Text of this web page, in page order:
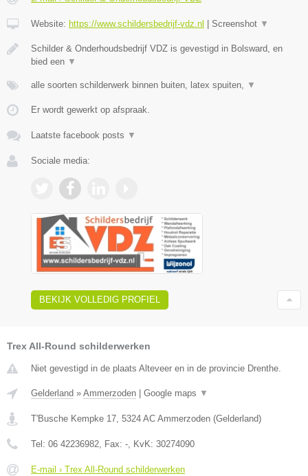
Website: https://www.schildersbedrijf-vdz.nl Screenshot ▼
Schilder & Onderhoudsbedrijf VDZ is gevestigd in Bolsward, en
bied een ▼
alle soorten schilderwerk binnen buiten, latex spuiten, ▼
Er wordt gewerkt op afspraak.
Laatste facebook posts ▼
Sociale media:
BEKIJK VOLLEDIG PROFIEL
Trex All-Round schilderwerken
Niet gevestigd in de plaats Alteveer en in de provincie Drenthe.
Gelderland » Ammerzoden Google maps ▼
T'Busche Kempke 17, 5324 AC Ammerzoden (Gelderland)
Tel: 06 42236982, Fax: -, KvK: 30274090
E-mail › Trex All-Round schilderwerken